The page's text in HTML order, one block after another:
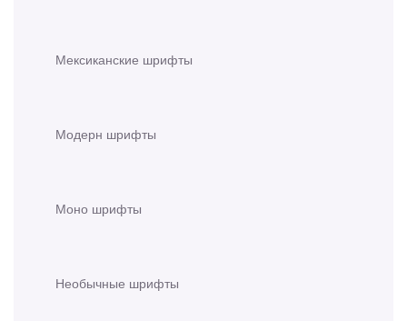
Мексиканские шрифты
Модерн шрифты
Моно шрифты
Необычные шрифты